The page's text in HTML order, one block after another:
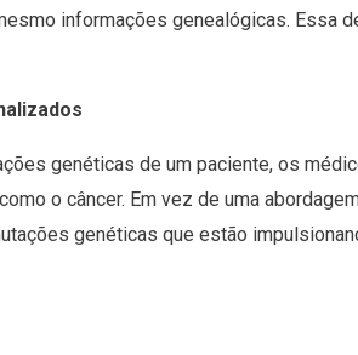
informações genealógicas. Essa
genéticas de um paciente, os
o câncer. Em vez de uma
genéticas que estão